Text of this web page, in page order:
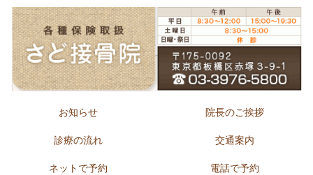
お知らせ 院長のご挨拶
診療の流れ 交通案内
ネットで予約 電話で予約